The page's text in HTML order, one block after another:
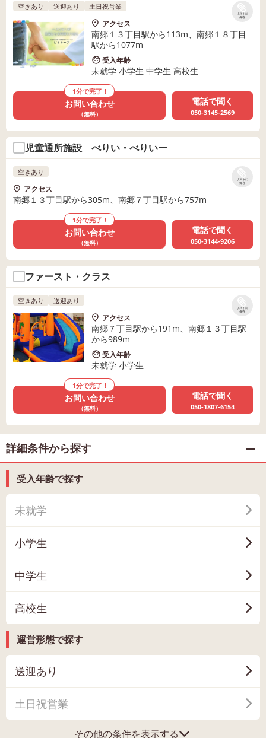
リストに
保存
空きあり 送迎あり 土日祝営業
アクセス
南郷１３丁目駅から113m、南郷１８丁目
駅から1077m
受入年齢
未就学 小学生 中学生 高校生
1分で完了！
お問い合わせ
（無料）
電話で聞く
050-3145-2569
児童通所施設 べりい・べりいー
リストに
保存
空きあり
アクセス
南郷１３丁目駅から305m、南郷７丁目駅から757m
1分で完了！
お問い合わせ
（無料）
電話で聞く
050-3144-9206
ファースト・クラス
リストに
保存
空きあり 送迎あり
アクセス
南郷７丁目駅から191m、南郷１３丁目駅
から989m
受入年齢
未就学 小学生
1分で完了！
お問い合わせ
（無料）
電話で聞く
050-1807-6154
詳細条件から探す
受入年齢で探す
未就学
小学生
中学生
高校生
運営形態で探す
送迎あり
土日祝営業
その他の条件を表示する